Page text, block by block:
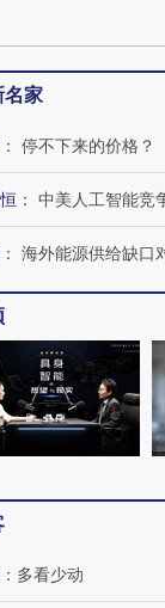
走私7万
体内含3种
泽连斯基
四届链博
“链”接产
有意思的
名家
： 停不下来的价格？
： 中美人工智能竞
： 海外能源供给缺口
： 多看少动